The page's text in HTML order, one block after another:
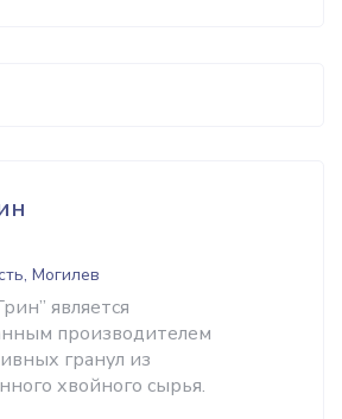
Могилев
является
производителем
гранул из
хвойного сырья.